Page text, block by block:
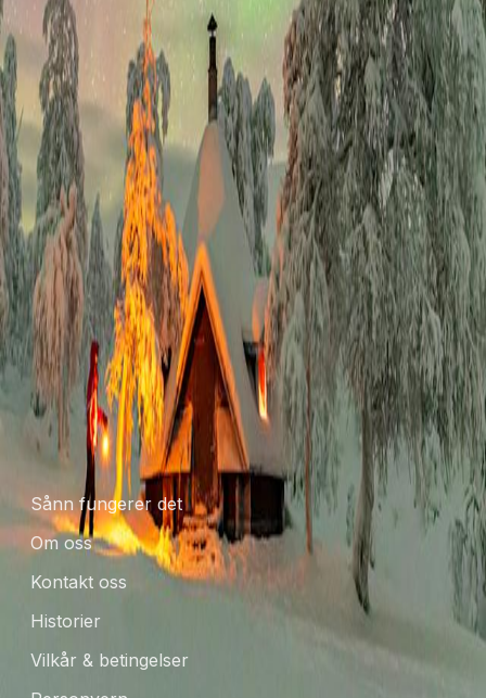
Få mest mulig ut av Spenn-opplevelsen din ved å laste ned appen!
Aktiver Spenn
Alt på ett sted
Koble sammen fordelsprogrammene dine, så tjener du Spenn
raskere og kan samle dem på ett sted.
Inspirasjon
Bli inspirert
Spenn-appen er mer enn bare en digital lommebok. Besøk appen
ofte for å se nye tilbud, opplevelser og tips til hvordan du kan få
mest mulig ut av Spenn-opplevelsen din.
DINE FLEKSIBLE POENG
Sånn fungerer det
Om oss
Kontakt oss
Historier
Vilkår & betingelser